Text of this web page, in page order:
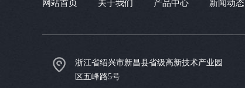
网站首页 关于我们 产品中心 新闻动态
浙江省绍兴市新昌县省级高新技术产业园
区五峰路5号